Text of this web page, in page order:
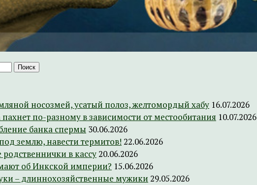
носозмей, усатый полоз, желтомордый хабу 16.07.2026
пахнет по-разному в зависимости от местообитания 10.07.2026
банка спермы 30.06.2026
землю, навести термитов! 22.06.2026
в кассу20.06.2026
об Инкской империи? 15.06.2026
– длиннохозяйственные мужики 29.05.2026